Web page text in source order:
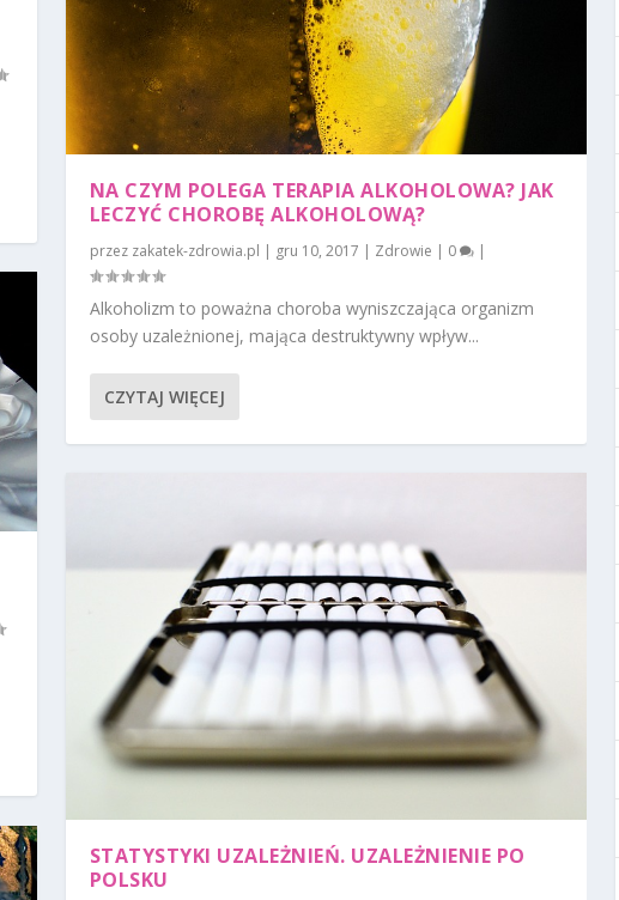
NA CZYM POLEGA TERAPIA ALKOHOLOWA? JAK
LECZYĆ CHOROBĘ ALKOHOLOWĄ?
przez zakatek-zdrowia.pl | gru 10, 2017 | Zdrowie | 0 |
Alkoholizm to poważna choroba wyniszczająca organizm
osoby uzależnionej, mająca destruktywny wpływ...
CZYTAJ WIĘCEJ
STATYSTYKI UZALEŻNIEŃ. UZALEŻNIENIE PO
POLSKU